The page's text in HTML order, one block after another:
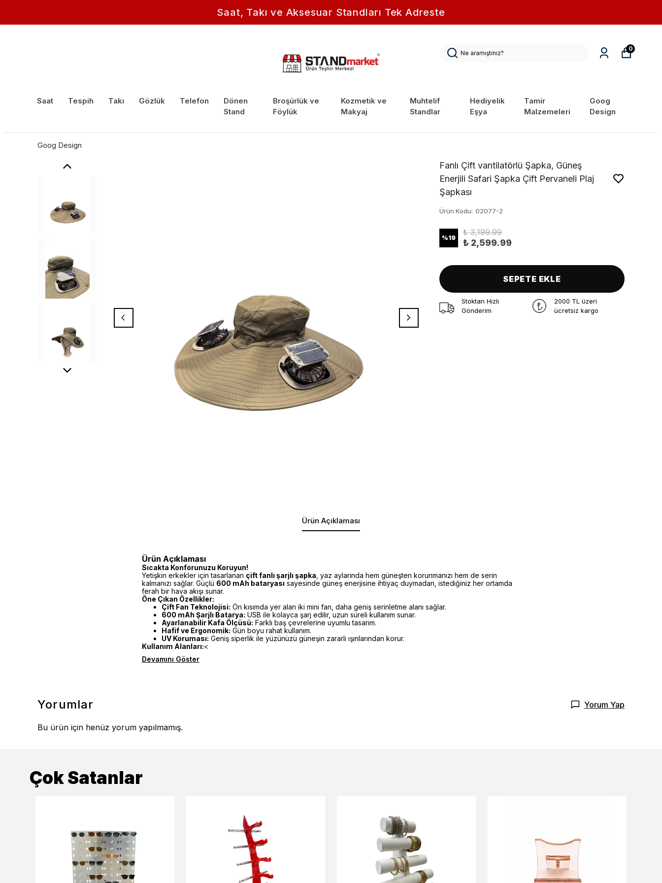
Saat, Takı ve Aksesuar Standları Tek Adreste
Saat Tespih Takı Gözlük Telefon
Dönen
Stand
Broşürlük ve
Föylük
Kozmetik ve
Makyaj
Muhtelif
Standlar
Hediyelik
Eşya
Tamir
Malzemeleri
Goog
Design
0
Goog Design
Fanlı Çift vantilatörlü Şapka, Güneş
Enerjili Safari Şapka Çift Pervaneli Plaj
Şapkası
Ürün Kodu: 02077-2
%19
₺ 3,199.99
₺ 2,599.99
SEPETE EKLE
Stoktan Hızlı
Gönderim
2000 TL üzeri
ücretsiz kargo
Ürün Açıklaması
Ürün Açıklaması
Sıcakta Konforunuzu Koruyun!
Yetişkin erkekler için tasarlanan çift fanlı şarjlı şapka , yaz aylarında hem güneşten korunmanızı hem de serin
kalmanızı sağlar. Güçlü 600 mAh bataryası sayesinde güneş enerjisine ihtiyaç duymadan, istediğiniz her ortamda
ferah bir hava akışı sunar.
Öne Çıkan Özellikler:
Çift Fan Teknolojisi: Ön kısımda yer alan iki mini fan, daha geniş serinletme alanı sağlar.
600 mAh Şarjlı Batarya: USB ile kolayca şarj edilir, uzun süreli kullanım sunar.
Ayarlanabilir Kafa Ölçüsü: Farklı baş çevrelerine uyumlu tasarım.
Hafif ve Ergonomik: Gün boyu rahat kullanım.
UV Koruması: Geniş siperlik ile yüzünüzü güneşin zararlı ışınlarından korur.
Kullanım Alanları:<
Devamını Göster
Yorumlar Yorum Yap
Bu ürün için henüz yorum yapılmamış.
Çok Satanlar